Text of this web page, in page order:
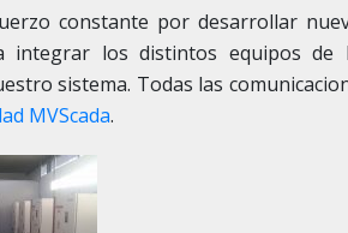
constante por desarrollar
integrar los distintos equipos de
sistema. Todas las
MVScada.